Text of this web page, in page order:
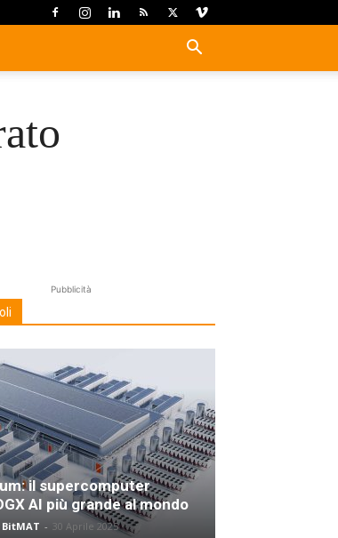
Pubblicità
il supercomputer
AI più grande al mondo
- 30 Aprile 2025